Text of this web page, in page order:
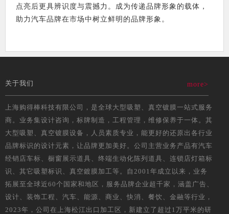
点亮后更具辨识度与震撼力。成为传递品牌形象的载体，
助力汽车品牌在市场中树立鲜明的品牌形象。
关于我们 more>
上海购得棒科技有限公司，是全球大型吸塑、真空镀膜一站式服务
商。业务集设计咨询，标牌制造，工程管理，维修保养于一体。其
大型吸塑、真空镀膜设备，人员素质专业，能更好的还原出各行业
品牌标识的设计元素，让品牌更加美好。公司主营业务产品有汽车
经销店车标、橱窗展示道具、终端生动化陈列道具、连锁店灯箱标
识、其它吸塑标识、真空鍍膜加工等。自2001年成立以来，业务
拓展至全球近60个国家和地区，服务品牌企业超千家，涵盖广告、
设计、装饰工程、汽车、能源、商业、快消、餐饮、金融等行业，
2023年，公司在上海松江出口加工区，新建立了超过1万平米的研